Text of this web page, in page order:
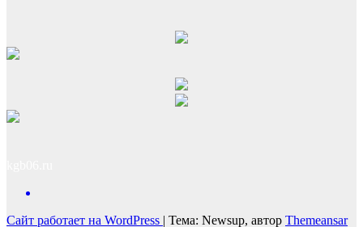
Сайт работает на WordPress | Тема: Newsup, автор Themeansar